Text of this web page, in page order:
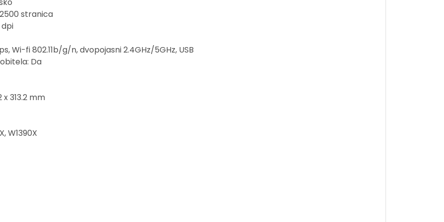
stranica
dpi
Wi-fi 802.11b/g/n, dvopojasni 2.4GHz/5GHz, USB
Da
x 313.2 mm
W1390X